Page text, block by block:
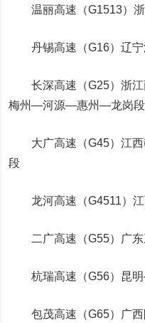
温丽高速（G1513）
丹锡高速（G16）辽宁
长深高速 （G25）浙
梅州—河源—惠州—龙岗段
大广高速（G45）江西
段
龙河高速（G4511）江
二广高速（G55）广东
杭瑞高速（G56）昆明
包茂高速（G65）广西